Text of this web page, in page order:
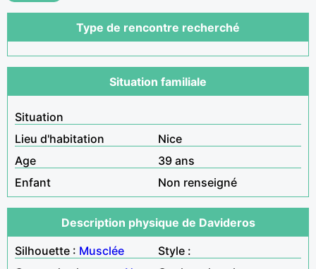
Type de rencontre recherché
Situation familiale
Situation
Lieu d'habitation
Nice
Age
39 ans
Enfant
Non renseigné
Description physique de Davideros
Silhouette : Musclée
Style :